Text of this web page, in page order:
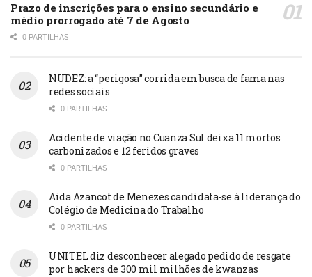
Prazo de inscrições para o ensino secundário e
médio prorrogado até 7 de Agosto
0 PARTILHAS
NUDEZ: a “perigosa” corrida em busca de fama nas
redes sociais
0 PARTILHAS
Acidente de viação no Cuanza Sul deixa 11 mortos
carbonizados e 12 feridos graves
0 PARTILHAS
Aida Azancot de Menezes candidata-se à liderança do
Colégio de Medicina do Trabalho
0 PARTILHAS
UNITEL diz desconhecer alegado pedido de resgate
por hackers de 300 mil milhões de kwanzas